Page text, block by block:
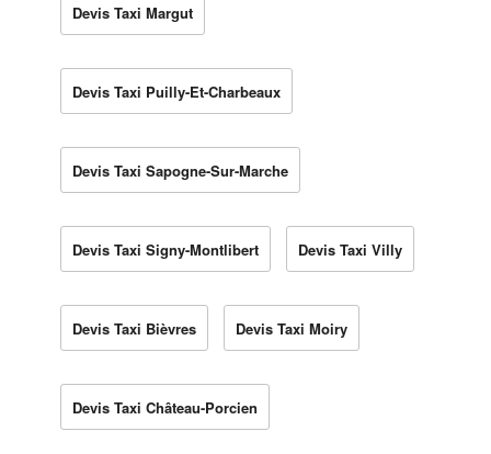
Devis Taxi Margut
Devis Taxi Puilly-Et-Charbeaux
Devis Taxi Sapogne-Sur-Marche
Devis Taxi Signy-Montlibert Devis Taxi Villy
Devis Taxi Bièvres Devis Taxi Moiry
Devis Taxi Château-Porcien